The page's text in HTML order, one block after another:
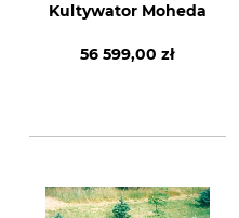
Kultywator Moheda
56 599,00 zł